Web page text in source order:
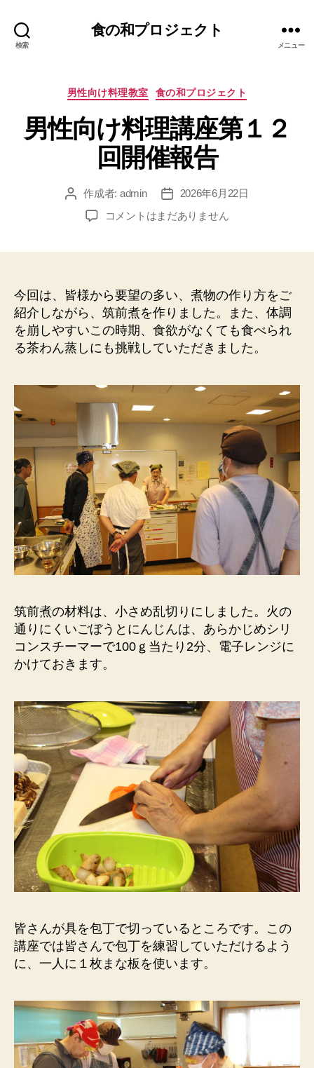
検索
食の和プロジェクト
メニュー
カ
ゴ
リ
ー
男性向け料理教室 食の和プロジェクト
男性向け料理講座第１２
回開催報告
投 作成者: admin
投
稿
日
2026年6月22日
男
理
講
座
第
１
回
開
催
報
告
へ
コメントはまだありません
今回は、皆様から要望の多い、煮物の作り方をご
紹介しながら、筑前煮を作りました。また、体調
を崩しやすいこの時期、食欲がなくても食べられ
る茶わん蒸しにも挑戦していただきました。
筑前煮の材料は、小さめ乱切りにしました。火の
通りにくいごぼうとにんじんは、あらかじめシリ
コンスチーマーで100ｇ当たり2分、電子レンジに
かけておきます。
皆さんが具を包丁で切っているところです。この
講座では皆さんで包丁を練習していただけるよう
に、一人に１枚まな板を使います。